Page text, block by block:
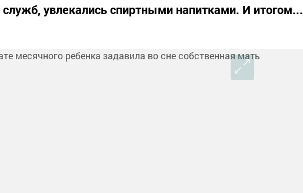
увлекались спиртными напитками. И итогом...